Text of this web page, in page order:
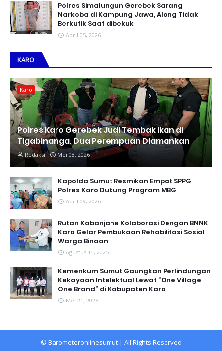
Polres Simalungun Gerebek Sarang
Narkoba di Kampung Jawa, Along Tidak
Berkutik Saat dibekuk
April 05, 2026
KARO
Karo
Polres Karo Gerebek Judi Tembak Ikan di
Tigabinanga, Dua Perempuan Diamankan
Redaksi Mei 08, 2026
Kapolda Sumut Resmikan Empat SPPG
Polres Karo Dukung Program MBG
April 09, 2026
Rutan Kabanjahe Kolaborasi Dengan BNNK
Karo Gelar Pembukaan Rehabilitasi Sosial
Warga Binaan
Agustus 14, 2025
Kemenkum Sumut Gaungkan Perlindungan
Kekayaan Intelektual Lewat “One Village
One Brand” di Kabupaten Karo
Mei 21, 2025
© Barometeronlinesumut| All Rights Reserved